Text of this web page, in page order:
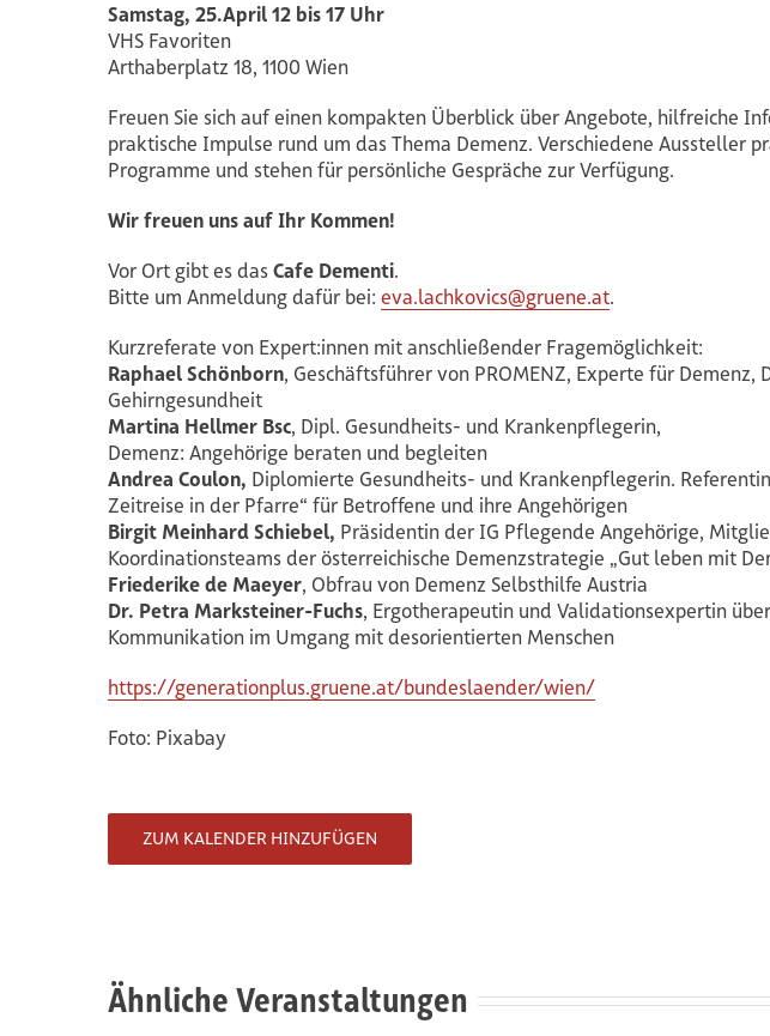
Samstag, 25.April 12 bis 17 Uhr
VHS Favoriten
Arthaberplatz 18, 1100 Wien
Freuen Sie sich auf einen kompakten Überblick über Angebote, hilfreiche
praktische Impulse rund um das Thema Demenz. Verschiedene Aussteller
Programme und stehen für persönliche Gespräche zur Verfügung.
Wir freuen uns auf Ihr Kommen!
Vor Ort gibt es das Cafe Dementi.
Bitte um Anmeldung dafür bei: eva.lachkovics@gruene.at.
Kurzreferate von Expert:innen mit anschließender Fragemöglichkeit:
Raphael Schönborn, Geschäftsführer von PROMENZ, Experte für Demenz,
Gehirngesundheit
Martina Hellmer Bsc, Dipl. Gesundheits- und Krankenpflegerin,
Demenz: Angehörige beraten und begleiten
Andrea Coulon, Diplomierte Gesundheits- und Krankenpflegerin.
Zeitreise in der Pfarre“ für Betroffene und ihre Angehörigen
Birgit Meinhard Schiebel, Präsidentin der IG Pflegende Angehörige,
Koordinationsteams der österreichische Demenzstrategie „Gut leben mit
Friederike de Maeyer, Obfrau von Demenz Selbsthilfe Austria
Dr. Petra Marksteiner-Fuchs, Ergotherapeutin und Validationsexpertin
Kommunikation im Umgang mit desorientierten Menschen
https://generationplus.gruene.at/bundeslaender/wien/
Foto: Pixabay
ZUM KALENDER HINZUFÜGEN
Ähnliche Veranstaltungen